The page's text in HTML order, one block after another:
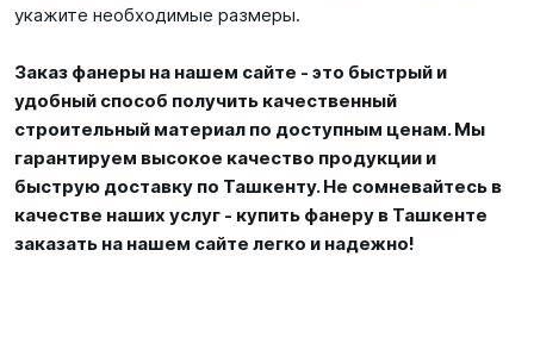
укажите необходимые размеры.
Заказ фанеры на нашем сайте - это быстрый и
удобный способ получить качественный
строительный материал по доступным ценам. Мы
гарантируем высокое качество продукции и
быструю доставку по Ташкенту. Не сомневайтесь в
качестве наших услуг - купить фанеру в Ташкенте
заказать на нашем сайте легко и надежно!